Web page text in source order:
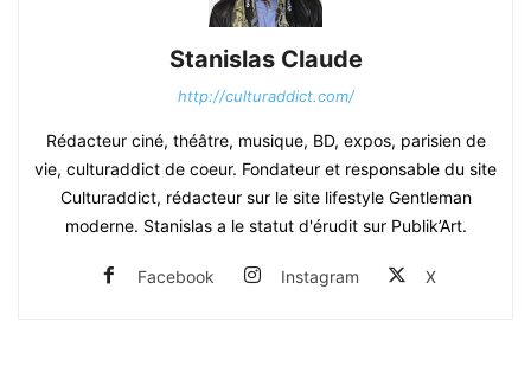
Stanislas Claude
http://culturaddict.com/
Rédacteur ciné, théâtre, musique, BD, expos, parisien de
vie, culturaddict de coeur. Fondateur et responsable du site
Culturaddict, rédacteur sur le site lifestyle Gentleman
moderne. Stanislas a le statut d'érudit sur Publik’Art.
Facebook Instagram X